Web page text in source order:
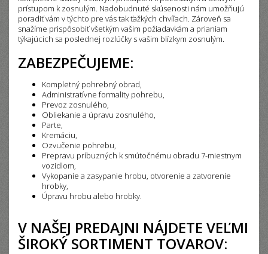
prístupom k zosnulým. Nadobudnuté skúsenosti nám umožňujú
poradiť vám v týchto pre vás tak ťažkých chvíľach. Zároveň sa
snažíme prispôsobiť všetkým vašim požiadavkám a prianiam
týkajúcich sa poslednej rozlúčky s vašim blízkym zosnulým.
ZABEZPEČUJEME:
Kompletný pohrebný obrad,
Administratívne formality pohrebu,
Prevoz zosnulého,
Obliekanie a úpravu zosnulého,
Parte,
Kremáciu,
Ozvučenie pohrebu,
Prepravu príbuzných k smútočnému obradu 7-miestnym
vozidlom,
Vykopanie a zasypanie hrobu, otvorenie a zatvorenie
hrobky,
Úpravu hrobu alebo hrobky.
V NAŠEJ PREDAJNI NÁJDETE VEĽMI
ŠIROKÝ SORTIMENT TOVAROV: